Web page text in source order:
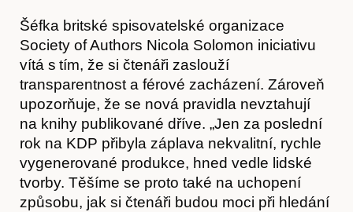
O nás
Šéfka britské spisovatelské organizace
Society of Authors Nicola Solomon iniciativu
vítá s tím, že si čtenáři zaslouží
transparentnost a férové zacházení. Zároveň
upozorňuje, že se nová pravidla nevztahují
na knihy publikované dříve. „Jen za poslední
rok na KDP přibyla záplava nekvalitní, rychle
vygenerované produkce, hned vedle lidské
tvorby. Těšíme se proto také na uchopení
způsobu, jak si čtenáři budou moci při hledání